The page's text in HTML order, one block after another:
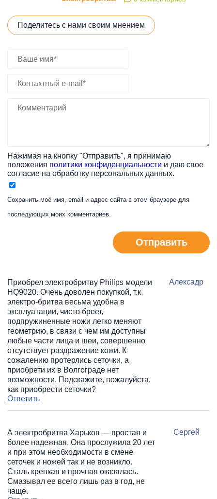
Поделитесь с нами своим мнением
Нажимая на кнопку "Отправить", я принимаю
положения политики конфиденциальности и даю свое
согласие на обработку персональных данных.
Сохранить моё имя, email и адрес сайта в этом браузере для
последующих моих комментариев.
Отправить
Приобрел электробритву Philips модели
HQ9020. Очень доволен покупкой, т.к.
электро-бритва весьма удобна в
эксплуатации, чисто бреет,
подпружиненные ножи легко меняют
геометрию, в связи с чем им доступны
любые части лица и шеи, совершенно
отсутствует раздражение кожи. К
сожалению протерлись сеточки, а
приобрети их в Волгограде нет
возможности. Подскажите, пожалуйста,
как приобрести сеточки?
Алексадр
Ответить
А электробритва Харьков — простая и
более надежная. Она прослужила 20 лет
и при этом необходимости в смене
сеточек и ножей так и не возникло.
Сталь крепкая и прочная оказалась.
Смазывал ее всего лишь раз в год, не
чаще.
Сергей